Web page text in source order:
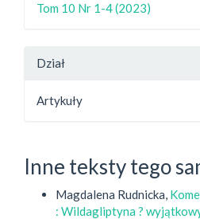
Tom 10 Nr 1-4 (2023)
Dział
Artykuły
Inne teksty tego
Magdalena Rudnicka,
: Wildagliptyna ?